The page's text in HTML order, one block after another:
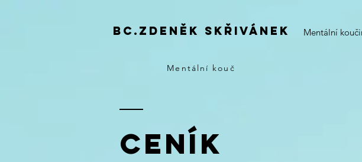
Bc.zdeněk skřivánek Mentální
Mentální kouč
ceník